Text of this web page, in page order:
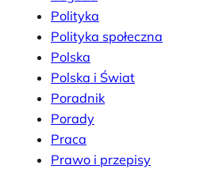
Polityka
Polityka społeczna
Polska
Polska i Świat
Poradnik
Porady
Praca
Prawo i przepisy